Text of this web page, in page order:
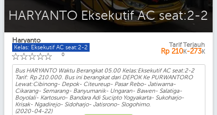
HARYANTO Eksekutif AC seat:2-2
Haryanto
Kelas: Eksekutif AC seat:2-2
☆
☆
☆
☆
☆ 0
Tarif Terjauh
Rp 210K-273K
Bus HARYANTO Waktu Berangkat 05.00 Kelas:Eksekutif AC seat:2-2
Tarif: Rp 210.000. Bus ini berangkat dari DEPOK Ke PURWANTORO
Lewat:Cibinong- Depok- Citeureup- Pasar Rebo- Jatiwarna-
Cikarang- Semarang- Banyumanik- Ungaran- Bawen- Salatiga-
Boyolali- Kartosuro- Bandara Adi Sucipto Yogyakarta- Sukoharjo-
Krisak- Ngadirejo- Sidoharjo- Jatisrono- Slogohimo.
(2020-04-22)